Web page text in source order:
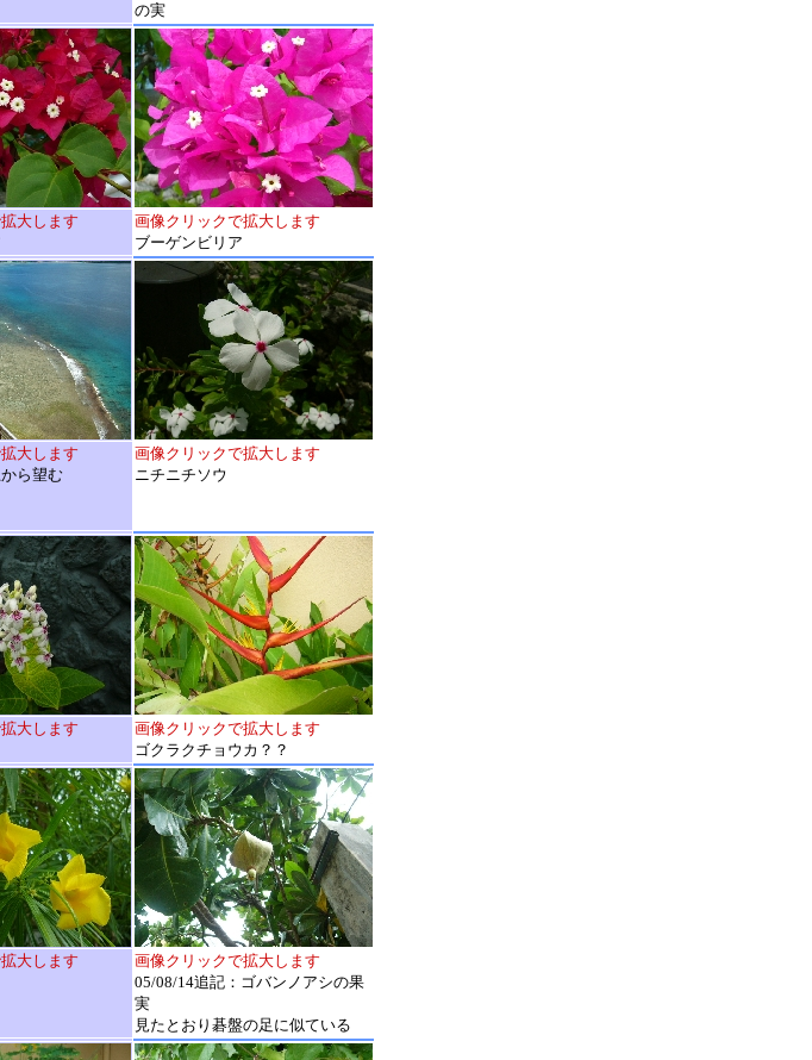
の実
大します
画像クリックで拡大します
ブーゲンビリア
大します
ら望む
画像クリックで拡大します
ニチニチソウ
大します
画像クリックで拡大します
ゴクラクチョウカ？？
大します
画像クリックで拡大します
05/08/14追記：ゴバンノアシの果
実
見たとおり碁盤の足に似ている